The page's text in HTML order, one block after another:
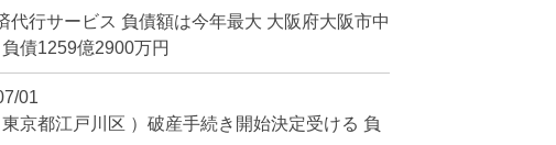
行サービス 負債額は今年最大 大阪府大阪市中
債1259億2900万円
01
京都江戸川区 ）破産手続き開始決定受ける 負